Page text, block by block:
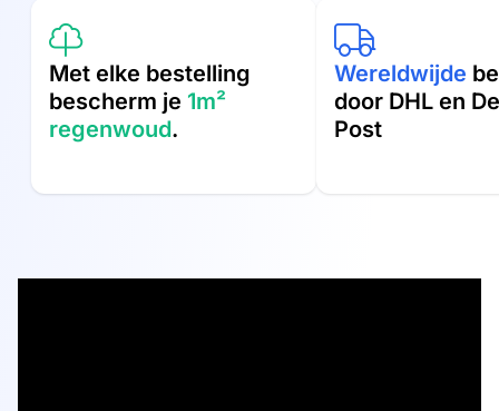
Met elke bestelling
bescherm je 1m²
regenwoud.
Wereldwijde
door DHL en
Post